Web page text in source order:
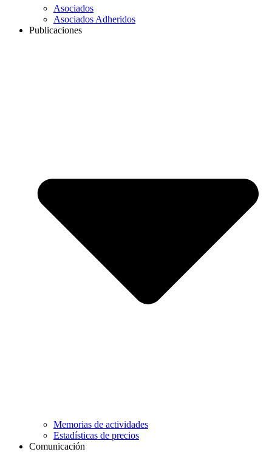
Asociados
Asociados Adheridos
Publicaciones
Memorias de actividades
Estadísticas de precios
Comunicación